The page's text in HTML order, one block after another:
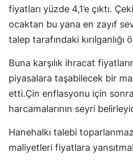
fiyatları yüzde 4,1’e çıktı.
ocaktan bu yana en zayıf
talep tarafındaki kırılganlığı
Buna karşılık ihracat
piyasalara taşabilecek bir
etti.Çin enflasyonu için
harcamalarının seyri
Hanehalkı talebi
maliyetleri fiyatlara